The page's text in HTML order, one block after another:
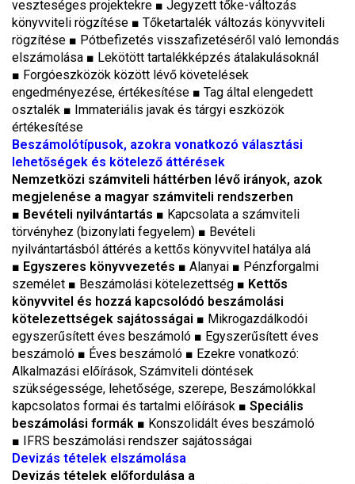
veszteséges projektekre ■ Jegyzett tőke-változás
könyvviteli rögzítése ■ Tőketartalék változás könyvviteli
rögzítése ■ Pótbefizetés visszafizetéséről való lemondás
elszámolása ■ Lekötött tartalékképzés átalakulásoknál
■ Forgóeszközök között lévő követelések
engedményezése, értékesítése ■ Tag által elengedett
osztalék ■ Immateriális javak és tárgyi eszközök
értékesítése
Beszámolótípusok, azokra vonatkozó választási
lehetőségek és kötelező áttérések
Nemzetközi számviteli háttérben lévő irányok, azok
megjelenése a magyar számviteli rendszerben
■ Bevételi nyilvántartás ■ Kapcsolata a számviteli
törvényhez (bizonylati fegyelem) ■ Bevételi
nyilvántartásból áttérés a kettős könyvvitel hatálya alá
■ Egyszeres könyvvezetés ■ Alanyai ■ Pénzforgalmi
személet ■ Beszámolási kötelezettség ■ Kettős
könyvvitel és hozzá kapcsolódó beszámolási
kötelezettségek sajátosságai ■ Mikrogazdálkodói
egyszerűsített éves beszámoló ■ Egyszerűsített éves
beszámoló ■ Éves beszámoló ■ Ezekre vonatkozó:
Alkalmazási előírások, Számviteli döntések
szükségessége, lehetősége, szerepe, Beszámolókkal
kapcsolatos formai és tartalmi előírások ■ Speciális
beszámolási formák ■ Konszolidált éves beszámoló
■ IFRS beszámolási rendszer sajátosságai
Devizás tételek elszámolása
Devizás tételek előfordulása a